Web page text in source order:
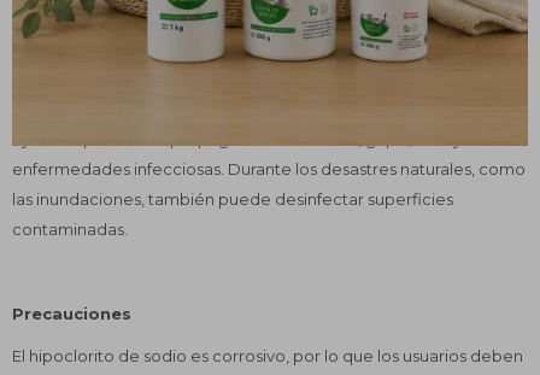
Los consumidores pueden usar soluciones diluidas de hipoclorito
de sodio para desinfectar las superficies en los baños y la cocina.
enfermedades infecciosas. Durante los desastres naturales, como
las inundaciones, también puede desinfectar superficies
contaminadas.
Precauciones
El hipoclorito de sodio es corrosivo, por lo que los usuarios deben